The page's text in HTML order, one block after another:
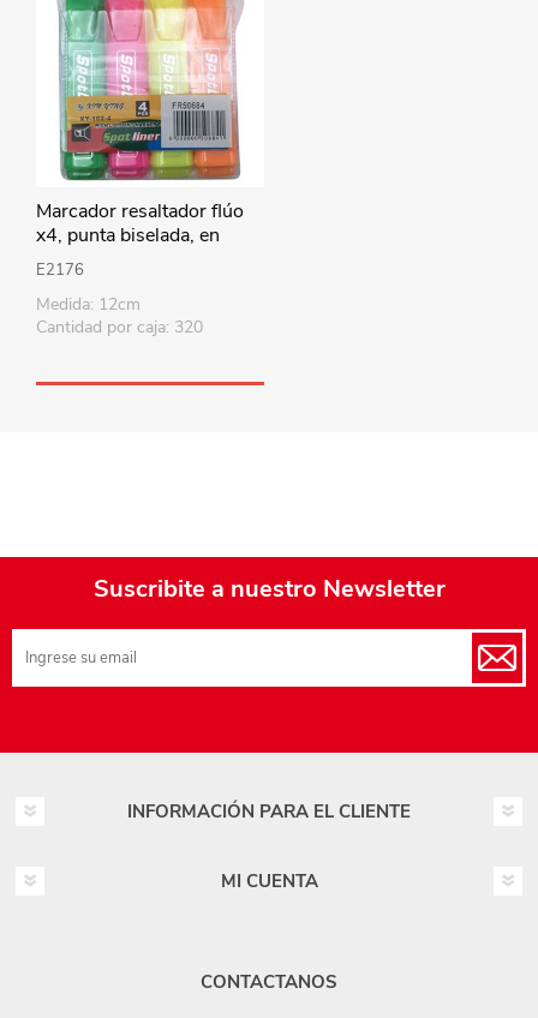
Marcador resaltador flúo
x4, punta biselada, en
estuche de PVC
E2176
Medida: 12cm
Cantidad por caja: 320
Suscribite a nuestro Newsletter
INFORMACIÓN PARA EL CLIENTE
MI CUENTA
CONTACTANOS